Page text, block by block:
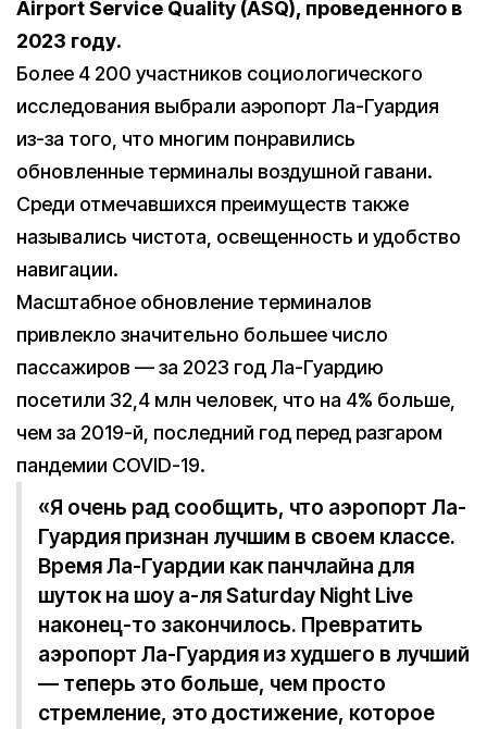
Airport Service Quality (ASQ), проведенного в
2023 году.
Более 4 200 участников социологического
исследования выбрали аэропорт Ла-Гуардия
из-за того, что многим понравились
обновленные терминалы воздушной гавани.
Среди отмечавшихся преимуществ также
назывались чистота, освещенность и удобство
навигации.
Масштабное обновление терминалов
привлекло значительно большее число
пассажиров — за 2023 год Ла-Гуардию
посетили 32,4 млн человек, что на 4% больше,
чем за 2019-й, последний год перед разгаром
пандемии COVID-19.
«Я очень рад сообщить, что аэропорт Ла-
Гуардия признан лучшим в своем классе.
Время Ла-Гуардии как панчлайна для
шуток на шоу а-ля Saturday Night Live
наконец-то закончилось. Превратить
аэропорт Ла-Гуардия из худшего в лучший
— теперь это больше, чем просто
стремление, это достижение, которое